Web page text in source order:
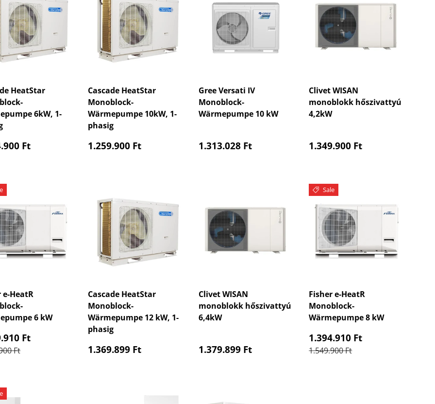
HeatStar
6kW, 1-
Preis
Ft
Cascade HeatStar
Monoblock-
Wärmepumpe 10kW, 1-
phasig
Normaler Preis
1.259.900 Ft
Gree Versati IV
Monoblock-
Wärmepumpe 10 kW
Normaler Preis
1.313.028 Ft
Clivet WISAN
monoblokk hőszivattyú
4,2kW
Normaler Preis
1.349.900 Ft
e-HeatR
6 kW
Ft
Preis
Ft
Cascade HeatStar
Monoblock-
Wärmepumpe 12 kW, 1-
phasig
Normaler Preis
1.369.899 Ft
Clivet WISAN
monoblokk hőszivattyú
6,4kW
Normaler Preis
1.379.899 Ft
Sale
Fisher e-HeatR
Monoblock-
Wärmepumpe 8 kW
Verkaufspreis
1.394.910 Ft
Normaler Preis
1.549.900 Ft